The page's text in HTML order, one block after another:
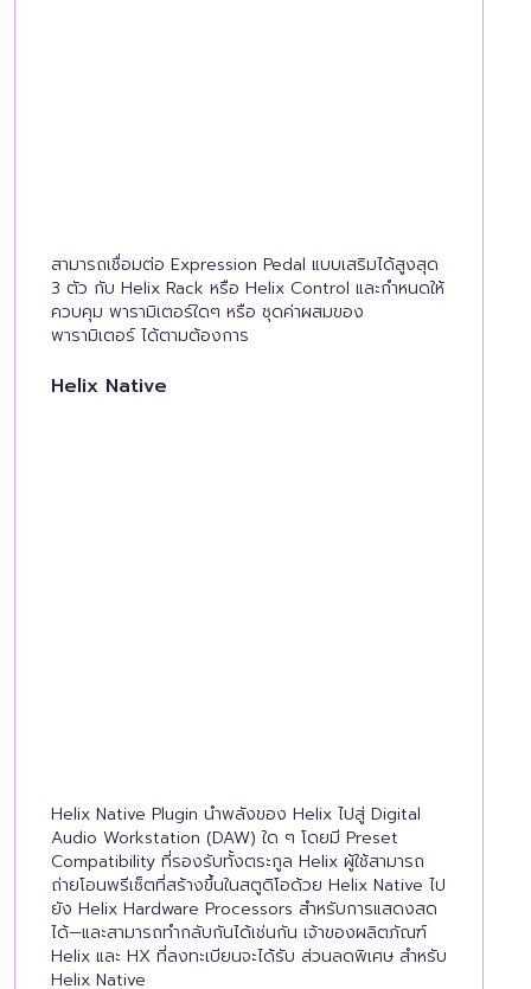
สามารถเชื่อมต่อ Expression Pedal แบบเสริมได้สูงสุด
3 ตัว กับ Helix Rack หรือ Helix Control และกำหนดให้
ควบคุม พารามิเตอร์ใดๆ หรือ ชุดค่าผสมของ
พารามิเตอร์ ได้ตามต้องการ
Helix Native
Helix Native Plugin นำพลังของ Helix ไปสู่ Digital
Audio Workstation (DAW) ใด ๆ โดยมี Preset
Compatibility ที่รองรับทั้งตระกูล Helix ผู้ใช้สามารถ
ถ่ายโอนพรีเซ็ตที่สร้างขึ้นในสตูดิโอด้วย Helix Native ไป
ยัง Helix Hardware Processors สำหรับการแสดงสด
ได้—และสามารถทำกลับกันได้เช่นกัน เจ้าของผลิตภัณฑ์
Helix และ HX ที่ลงทะเบียนจะได้รับ ส่วนลดพิเศษ สำหรับ
Helix Native